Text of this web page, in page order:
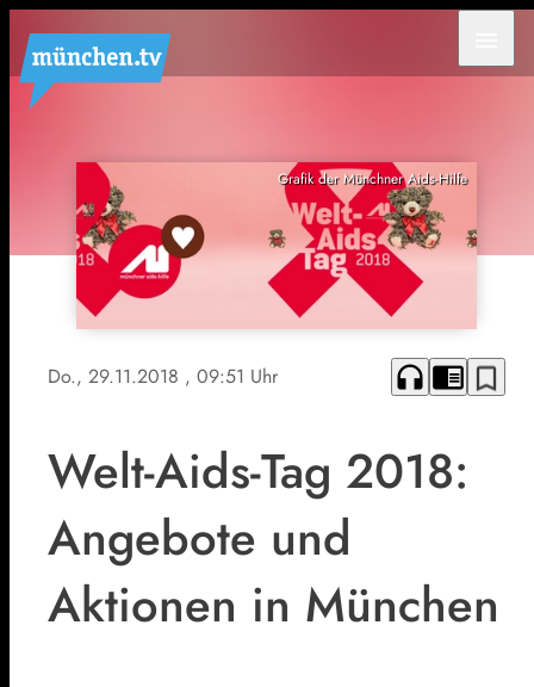
Grafik der Münchner Aids-Hilfe
Do., 29.11.2018 , 09:51 Uhr headphones chrome_reader_mode bookmark_border
Welt-Aids-Tag 2018:
Angebote und
Aktionen in München